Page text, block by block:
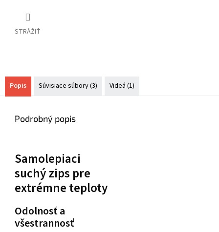
STRÁŽIŤ
Popis Súvisiace súbory (3) Videá (1)
Podrobný popis
Samolepiaci
suchý zips pre
extrémne teploty
Odolnosť a
všestrannosť